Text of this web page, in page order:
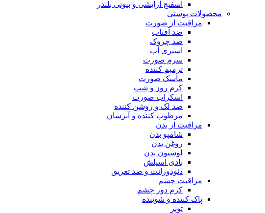
اسفنج آرایشی و بیوتی بلندر
محصولات پوستی
مراقبت از صورت
ضد آفتاب
ضد چروک
اسپری آب
سرم صورت
ترمیم کننده
ماسک صورت
کرم روز و شب
اسکراب صورت
ضد لک و روشن کننده
مرطوب کننده و آبرسان
مراقبت از بدن
شامپو بدن
روغن بدن
لوسیون بدن
بادی اسپلش
دئودورانت و ضد تعریق
مراقبت چشم
کرم دور چشم
پاک کننده و شوینده
تونر